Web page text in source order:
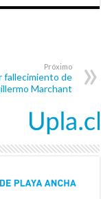
Próximo
fallecimiento de
Marchant